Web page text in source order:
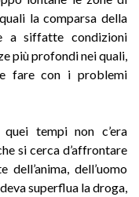
la comparsa della
a siffatte condizioni
più profondi nei quali,
fare con i problemi
tempi non c’era
si cerca d’affrontare
dell’uomo
superflua la droga,